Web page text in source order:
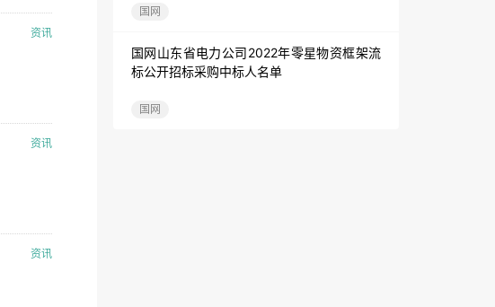
国网
国网山东省电力公司2022年零星物资框架流
标公开招标采购中标人名单
国网
资讯
资讯
资讯